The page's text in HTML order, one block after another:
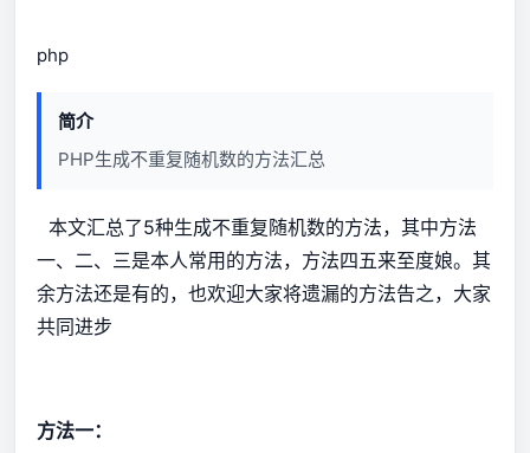
php
简介
PHP生成不重复随机数的方法汇总
本文汇总了5种生成不重复随机数的方法，其中方法
一、二、三是本人常用的方法，方法四五来至度娘。其
余方法还是有的，也欢迎大家将遗漏的方法告之，大家
共同进步
方法一：